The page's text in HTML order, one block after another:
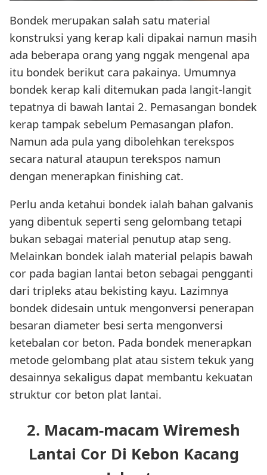
Bondek merupakan salah satu material
konstruksi yang kerap kali dipakai namun masih
ada beberapa orang yang nggak mengenal apa
itu bondek berikut cara pakainya. Umumnya
bondek kerap kali ditemukan pada langit-langit
tepatnya di bawah lantai 2. Pemasangan bondek
kerap tampak sebelum Pemasangan plafon.
Namun ada pula yang dibolehkan terekspos
secara natural ataupun terekspos namun
dengan menerapkan finishing cat.
Perlu anda ketahui bondek ialah bahan galvanis
yang dibentuk seperti seng gelombang tetapi
bukan sebagai material penutup atap seng.
Melainkan bondek ialah material pelapis bawah
cor pada bagian lantai beton sebagai pengganti
dari tripleks atau bekisting kayu. Lazimnya
bondek didesain untuk mengonversi penerapan
besaran diameter besi serta mengonversi
ketebalan cor beton. Pada bondek menerapkan
metode gelombang plat atau sistem tekuk yang
desainnya sekaligus dapat membantu kekuatan
struktur cor beton plat lantai.
2. Macam-macam Wiremesh
Lantai Cor Di Kebon Kacang